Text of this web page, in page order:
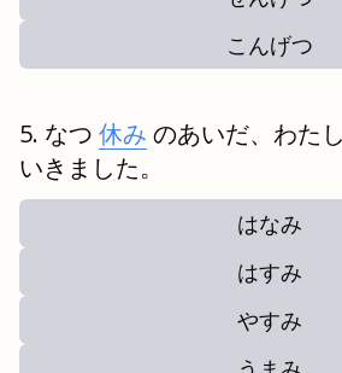
こんげつ
なつ 休み のあいだ、わた
いきました。
はなみ
はすみ
やすみ